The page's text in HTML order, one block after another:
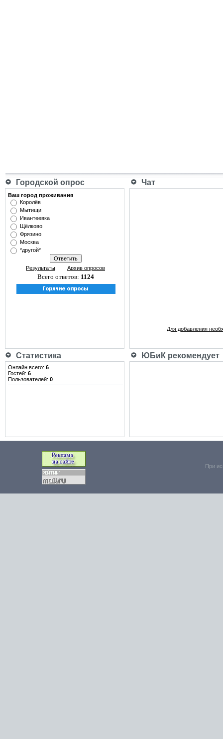
Городской опрос Чат
Ваш город проживания
Королёв
Мытищи
Ивантеевка
Щёлково
Фрязино
Москва
*другой*
Результаты Архив опросов
Всего ответов: 1124
Для добавления
Статистика ЮБиК рекомендует
Онлайн всего: 6
Гостей: 6
Пользователей: 0
При